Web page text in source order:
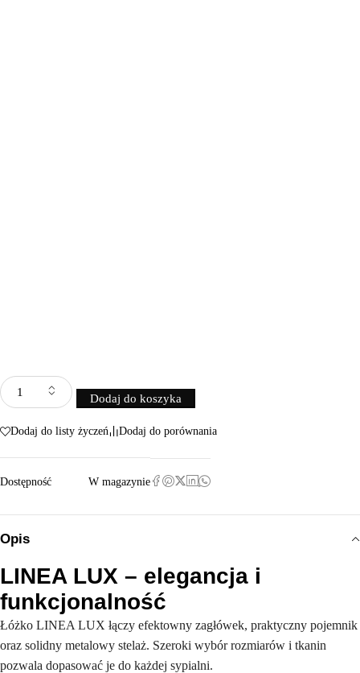
Dodaj do koszyka
Dodaj do listy życzeń Dodaj do porównania
Dostępność W magazynie
Opis
LINEA LUX – elegancja i
funkcjonalność
Łóżko LINEA LUX łączy efektowny zagłówek, praktyczny pojemnik
oraz solidny metalowy stelaż. Szeroki wybór rozmiarów i tkanin
pozwala dopasować je do każdej sypialni.